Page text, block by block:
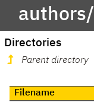
Directories
Parent directory
Filename